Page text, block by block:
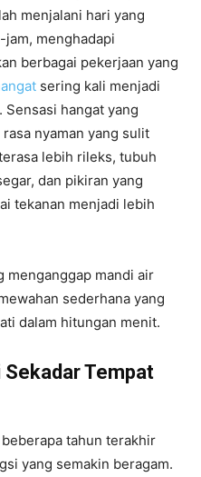
menjalani hari yang
menghadapi
berbagai pekerjaan yang
sering kali menjadi
hangat yang
nyaman yang sulit
lebih rileks, tubuh
dan pikiran yang
tekanan menjadi lebih
menganggap mandi air
sederhana yang
dalam hitungan menit.
Sekadar Tempat
tahun terakhir
yang semakin beragam.